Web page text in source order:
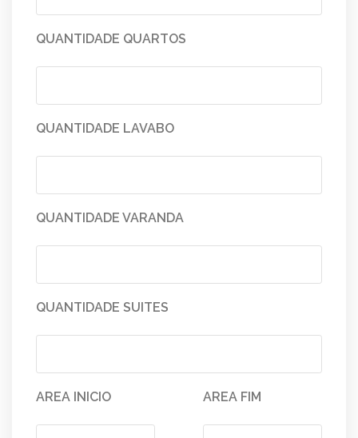
QUANTIDADE QUARTOS
QUANTIDADE LAVABO
QUANTIDADE VARANDA
QUANTIDADE SUITES
AREA INICIO AREA FIM